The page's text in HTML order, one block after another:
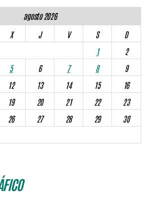
agosto 2026
X J V S
D
1
2
5 6 7 8
9
12 13 14 15
16
19 20 21 22
23
26 27 28 29
30